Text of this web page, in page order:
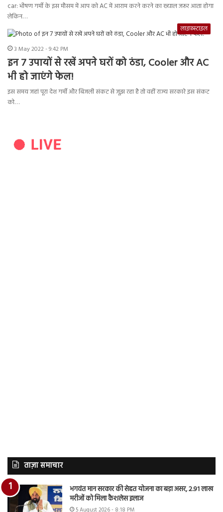
car: भीषण गर्मी के इस मौसम में आप को AC में आराम करने करने का ख्याल जरूर आता होगा
लेकिन…
लाइफ़स्टाइल
3 May 2022 - 9:42 PM
इन 7 उपायों से रखें अपने घरों को ठंडा, Cooler और AC
भी हो जाएंगे फेल!
इस समय जहां पूरा देश गर्मी और बिजली संकट से जूझ रहा है तो वहीं राज्य सरकारे इस संकट
को…
ताज़ा समाचार
भगवंत मान सरकार की सेहत योजना का बड़ा असर, 2.91 लाख
मरीजों को मिला कैशलेस इलाज
5 August 2026 - 8:18 PM